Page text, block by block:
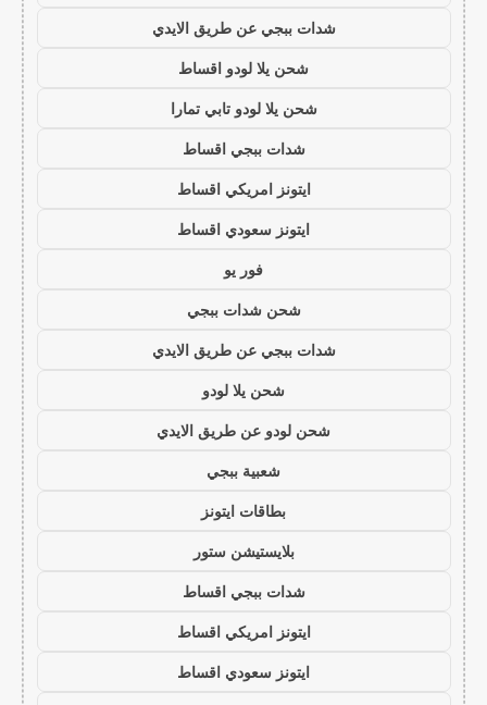
شدات ببجي عن طريق الايدي
شحن يلا لودو اقساط
شحن يلا لودو تابي تمارا
شدات ببجي اقساط
ايتونز امريكي اقساط
ايتونز سعودي اقساط
فور يو
شحن شدات ببجي
شدات ببجي عن طريق الايدي
شحن يلا لودو
شحن لودو عن طريق الايدي
شعبية ببجي
بطاقات ايتونز
بلايستيشن ستور
شدات ببجي اقساط
ايتونز امريكي اقساط
ايتونز سعودي اقساط